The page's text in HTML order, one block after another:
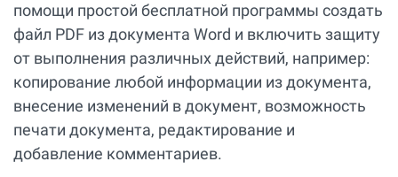
помощи простой бесплатной программы создать
файл PDF из документа Word и включить защиту
от выполнения различных действий, например:
копирование любой информации из документа,
внесение изменений в документ, возможность
печати документа, редактирование и
добавление комментариев.